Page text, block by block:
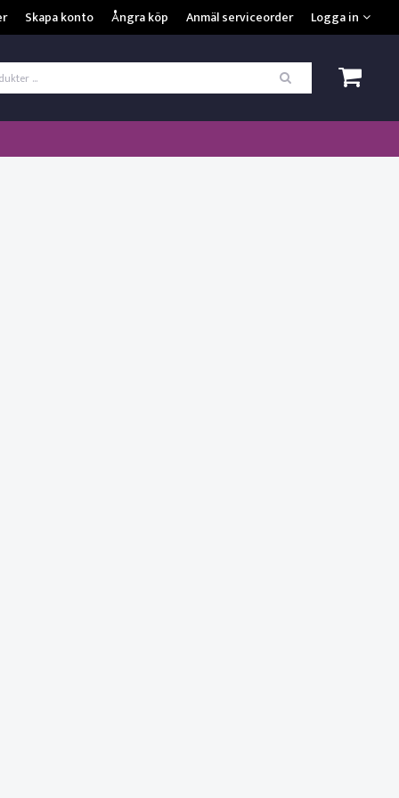
Skapa konto Ångra köp Anmäl serviceorder Logga in
in
*